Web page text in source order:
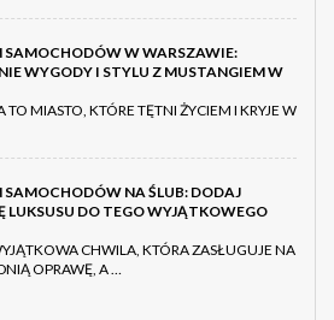
SAMOCHODÓW W WARSZAWIE:
WYGODY I STYLU Z MUSTANGIEM W
TO MIASTO, KTÓRE TĘTNI ŻYCIEM I KRYJE W
SAMOCHODÓW NA ŚLUB: DODAJ
LUKSUSU DO TEGO WYJĄTKOWEGO
CHWILA, KTÓRA ZASŁUGUJE NA
OPRAWĘ, A …